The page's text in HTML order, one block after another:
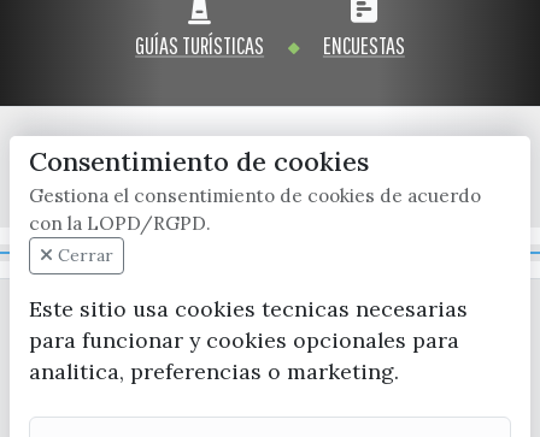
Oficinas de Turismo
Atención al extranjero
Punto Ayuntamiento
Historia
Historia del municipio
Sectores
Artesanía
Empresas de subtropicales
Visitas
Fiestas y eventos
Fiestas de singularidad turística
Semana Santa de Vélez-
Málaga
Galería fotográfica de eventos
Guías turísticas
Ayuntamiento
Encuestas
GUÍAS TURÍSTICAS ENCUESTAS
x / twitter facebook youtube instagram
Consentimiento de cookies
Gestiona el consentimiento de cookies de acuerdo
con la LOPD/RGPD.
Cerrar
Este sitio usa cookies tecnicas necesarias
para funcionar y cookies opcionales para
analitica, preferencias o marketing.